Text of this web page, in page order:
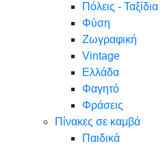
Πόλεις - Ταξίδια
Φύση
Ζωγραφική
Vintage
Ελλάδα
Φαγητό
Φράσεις
Πίνακες σε καμβά
Παιδικά